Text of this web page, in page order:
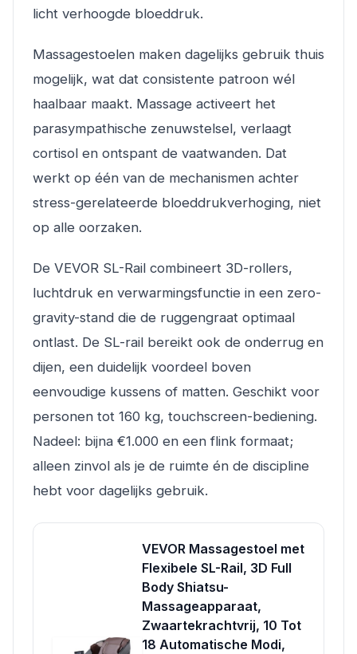
licht verhoogde bloeddruk.
Massagestoelen maken dagelijks gebruik thuis
mogelijk, wat dat consistente patroon wél
haalbaar maakt. Massage activeert het
parasympathische zenuwstelsel, verlaagt
cortisol en ontspant de vaatwanden. Dat
werkt op één van de mechanismen achter
stress-gerelateerde bloeddrukverhoging, niet
op alle oorzaken.
De VEVOR SL-Rail combineert 3D-rollers,
luchtdruk en verwarmingsfunctie in een zero-
gravity-stand die de ruggengraat optimaal
ontlast. De SL-rail bereikt ook de onderrug en
dijen, een duidelijk voordeel boven
eenvoudige kussens of matten. Geschikt voor
personen tot 160 kg, touchscreen-bediening.
Nadeel: bijna €1.000 en een flink formaat;
alleen zinvol als je de ruimte én de discipline
hebt voor dagelijks gebruik.
VEVOR Massagestoel met
Flexibele SL-Rail, 3D Full
Body Shiatsu-
Massageapparaat,
Zwaartekrachtvrij, 10 Tot
18 Automatische Modi,